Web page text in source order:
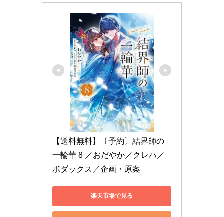
【送料無料】〔予約〕結界師の
一輪華 8 ／おだやか／クレハ／
ボダックス／企画・原案
楽天市場で見る